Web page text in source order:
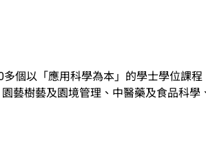
個以「應用科學為本」的學士學位課
藝樹藝及園境管理、中醫藥及食品科學
與理論知識，透過應用科學為本的教學